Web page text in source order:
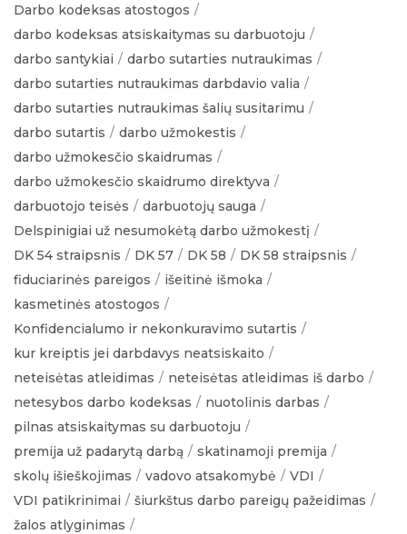
Darbo kodeksas atostogos
darbo kodeksas atsiskaitymas su darbuotoju
darbo santykiai
darbo sutarties nutraukimas
darbo sutarties nutraukimas darbdavio valia
darbo sutarties nutraukimas šalių susitarimu
darbo sutartis
darbo užmokestis
darbo užmokesčio skaidrumas
darbo užmokesčio skaidrumo direktyva
darbuotojo teisės
darbuotojų sauga
Delspinigiai už nesumokėtą darbo užmokestį
DK 54 straipsnis
DK 57 DK 58
DK 58 straipsnis
fiduciarinės pareigos
išeitinė išmoka
kasmetinės atostogos
Konfidencialumo ir nekonkuravimo sutartis
kur kreiptis jei darbdavys neatsiskaito
neteisėtas atleidimas
neteisėtas atleidimas iš darbo
netesybos darbo kodeksas
nuotolinis darbas
pilnas atsiskaitymas su darbuotoju
premija už padarytą darbą
skatinamoji premija
skolų išieškojimas
vadovo atsakomybė
VDI
VDI patikrinimai
šiurkštus darbo pareigų pažeidimas
žalos atlyginimas